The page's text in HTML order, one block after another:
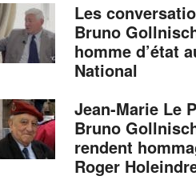
Les
Bruno
homme d’état
National
Jean-Marie Le
Bruno
rendent
Roger